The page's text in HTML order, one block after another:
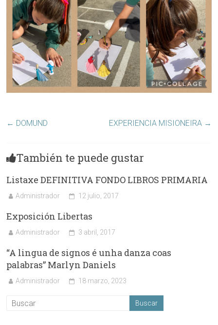
← DOMUND EXPERIENCIA MISIONEIRA →
También te puede gustar
Listaxe DEFINITIVA FONDO LIBROS PRIMARIA
Administrador 12 julio, 2017
Exposición Libertas
Administrador 3 abril, 2017
“A lingua de signos é unha danza coas
palabras” Marlyn Daniels
Administrador 18 marzo, 2023